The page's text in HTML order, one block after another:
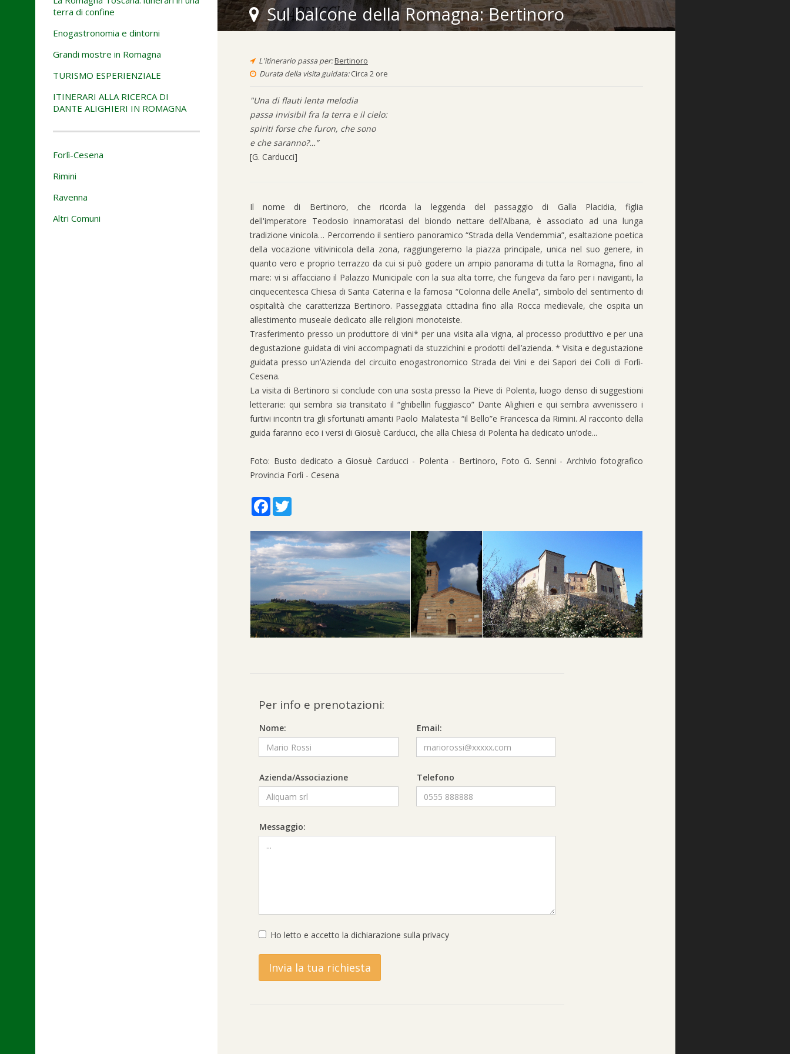
terra di confine
Enogastronomia e dintorni
Grandi mostre in Romagna
TURISMO ESPERIENZIALE
ITINERARI ALLA RICERCA DI
DANTE ALIGHIERI IN ROMAGNA
Forlì-Cesena
Rimini
Ravenna
Altri Comuni
Sul balcone della Romagna: Bertinoro
L'itinerario passa per:Bertinoro
Durata della visita guidata:Circa 2 ore
"Una di flauti lenta melodia
passa invisibil fra la terra e il cielo:
spiriti forse che furon, che sono
e che saranno?…”
[G. Carducci]
Il nome di Bertinoro, che ricorda la leggenda del passaggio di Galla Placidia, figlia
dell'imperatore Teodosio innamoratasi del biondo nettare dell’Albana, è associato ad una lunga
tradizione vinicola… Percorrendo il sentiero panoramico “Strada della Vendemmia”, esaltazione poetica
della vocazione vitivinicola della zona, raggiungeremo la piazza principale, unica nel suo genere, in
quanto vero e proprio terrazzo da cui si può godere un ampio panorama di tutta la Romagna, fino al
mare: vi si affacciano il Palazzo Municipale con la sua alta torre, che fungeva da faro per i naviganti, la
cinquecentesca Chiesa di Santa Caterina e la famosa “Colonna delle Anella”, simbolo del sentimento di
ospitalità che caratterizza Bertinoro. Passeggiata cittadina fino alla Rocca medievale, che ospita un
allestimento museale dedicato alle religioni monoteiste.
Trasferimento presso un produttore di vini* per una visita alla vigna, al processo produttivo e per una
degustazione guidata di vini accompagnati da stuzzichini e prodotti dell’azienda. * Visita e degustazione
guidata presso un’Azienda del circuito enogastronomico Strada dei Vini e dei Sapori dei Colli di Forlì-
Cesena.
La visita di Bertinoro si conclude con una sosta presso la Pieve di Polenta, luogo denso di suggestioni
letterarie: qui sembra sia transitato il “ghibellin fuggiasco” Dante Alighieri e qui sembra avvenissero i
furtivi incontri tra gli sfortunati amanti Paolo Malatesta “il Bello”e Francesca da Rimini. Al racconto della
guida faranno eco i versi di Giosuè Carducci, che alla Chiesa di Polenta ha dedicato un’ode...
Foto: Busto dedicato a Giosuè Carducci - Polenta - Bertinoro, Foto G. Senni - Archivio fotografico
Provincia Forlì - Cesena
Facebook
Per info e prenotazioni:
Nome: Email:
Azienda/Associazione Telefono
Messaggio:
Ho letto e accetto la dichiarazione sulla privacy